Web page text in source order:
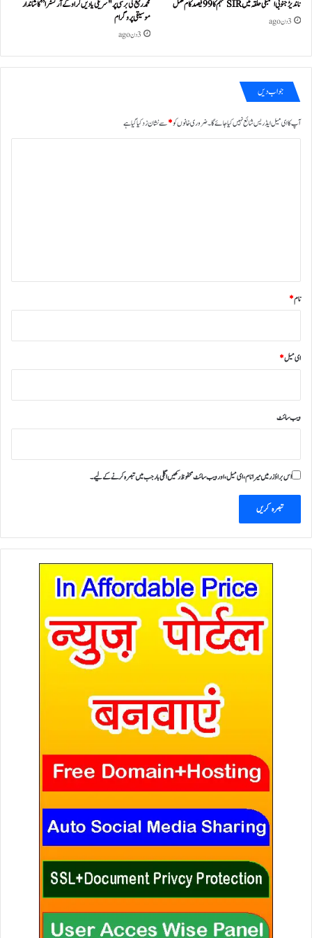
ناندیڑ جنوبی اسمبلی حلقہ میں SIR مہم کا 99 فیصد کام مکمل
3 دن ago
محمد رفیع کی برسی پر "سریلی یادیں کراوکے آرکسٹرا” کا شاندار
موسیقی پروگرام
3 دن ago
جواب دیں
آپ کا ای میل ایڈریس شائع نہیں کیا جائے گا۔ضروری خانوں کو*سے نشان زد کیا گیا ہے
نام*
ای میل*
ویب‌ سائٹ
اس براؤزر میں میرا نام، ای میل، اور ویب سائٹ محفوظ رکھیں اگلی بار جب میں تبصرہ کرنے کےلیے۔